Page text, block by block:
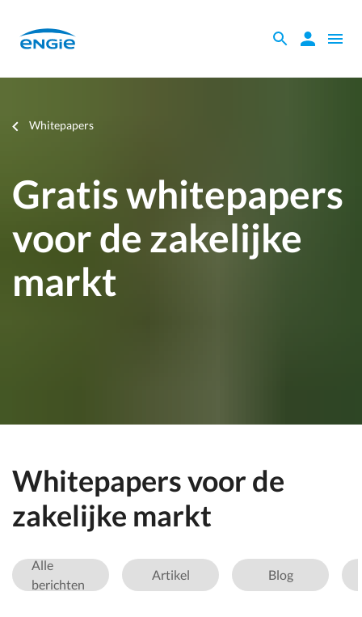
mainZoeken
de
Zoeken
Open
Je
Whitepapers
Gratis whitepapers
voor de zakelijke
markt
Whitepapers voor de
zakelijke markt
Alle
berichten
Artikel Blog